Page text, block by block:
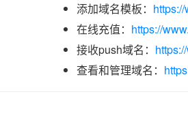
添加域名模板：
在线充值： https://
接收push域名：
查看和管理域名：